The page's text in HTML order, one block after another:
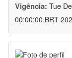
Vigência: Tue
00:00:00 BRT